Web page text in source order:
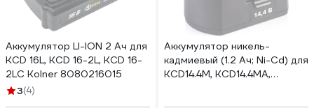
Аккумулятор LI-ION 2 Ач для
KCD 16L, KCD 16-2L, KCD 16-
2LC Kolner 8080216015
3(4)
Аккумулятор никель-
кадмиевый (1.2 Ач; Ni-Cd) для
KCD14.4М, KCD14.4МА,